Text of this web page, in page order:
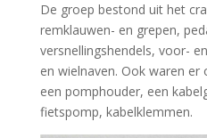
De groep bestond uit het
remklauwen- en grepen,
versnellingshendels, voor-
en wielnaven. Ook waren er
een pomphouder, een
fietspomp, kabelklemmen.